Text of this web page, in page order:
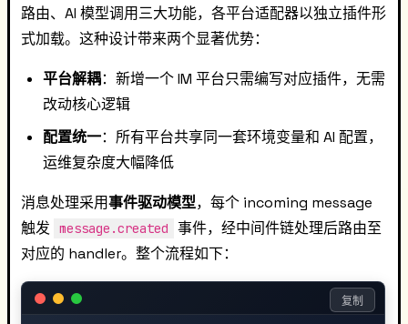
路由、AI 模型调用三大功能，各平台适配器以独立插件形
式加载。这种设计带来两个显著优势：
平台解耦：新增一个 IM 平台只需编写对应插件，无需
改动核心逻辑
配置统一：所有平台共享同一套环境变量和 AI 配置，
运维复杂度大幅降低
消息处理采用事件驱动模型，每个 incoming message
触发
message.created
事件，经中间件链处理后路由至
对应的 handler。整个流程如下：
复制